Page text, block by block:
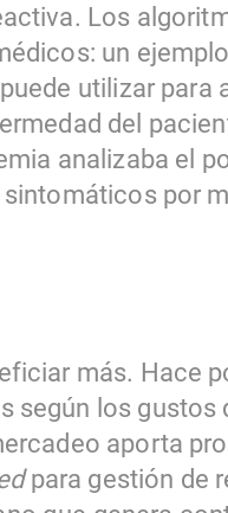
Los
un
utilizar
del
analizaba el
por
más. Hace
según los gustos
aporta
para gestión de